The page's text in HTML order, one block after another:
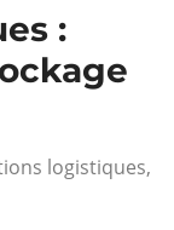
:
logistiques,